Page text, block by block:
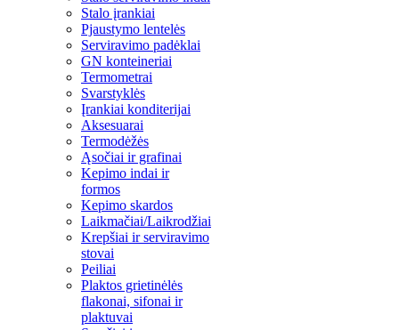
Stalo įrankiai
Pjaustymo lentelės
Serviravimo padėklai
GN konteineriai
Termometrai
Svarstyklės
Įrankiai konditerijai
Aksesuarai
Termodėžės
Ąsočiai ir grafinai
Kepimo indai ir
formos
Kepimo skardos
Laikmačiai/Laikrodžiai
Krepšiai ir serviravimo
stovai
Peiliai
Plaktos grietinėlės
flakonai, sifonai ir
plaktuvai